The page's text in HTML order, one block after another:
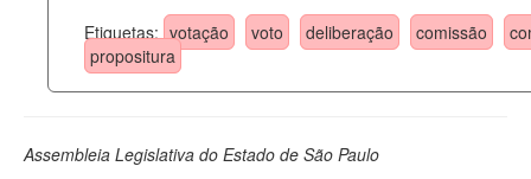
Perguntas frequentes
Etiquetas: votação voto deliberação comissão
propositura
Assembleia Legislativa do Estado de São Paulo